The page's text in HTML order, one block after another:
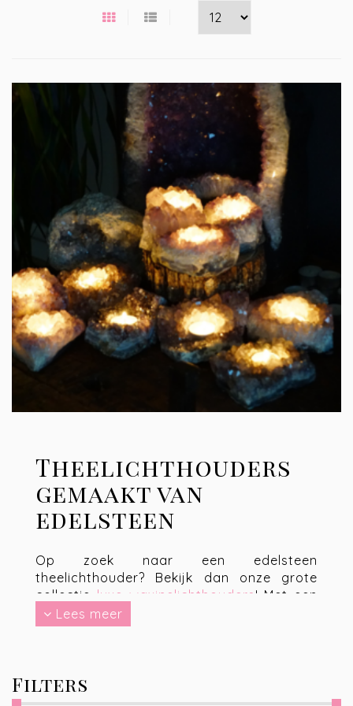
Theelichthouders
gemaakt van
edelsteen
Op zoek naar een edelsteen
theelichthouder? Bekijk dan onze grote
collectie luxe waxinelichthouders ! Met een
kaarshouder van Lovely Stones heb je het
hele jaar door unieke decoratie voor in je
zijn edelstenen producten ook perfect
geschikt omcadeaute doen. Al onze
Lees meer
Filters